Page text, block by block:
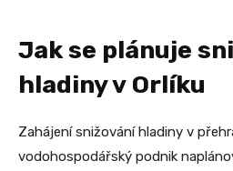
Jak se plánuje
hladiny v Orlíku
Zahájení snižování hladiny v
vodohospodářský podnik